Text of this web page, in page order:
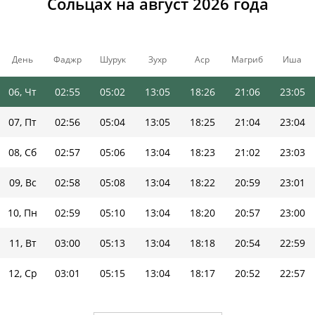
День Фаджр Шурук Зухр Аср Магриб Иша
05, Ср 02:54 05:00 13:05 18:28 21:09 23:07
06, Чт 02:55 05:02 13:05 18:26 21:06 23:05
07, Пт 02:56 05:04 13:05 18:25 21:04 23:04
08, Сб 02:57 05:06 13:04 18:23 21:02 23:03
09, Вс 02:58 05:08 13:04 18:22 20:59 23:01
10, Пн 02:59 05:10 13:04 18:20 20:57 23:00
11, Вт 03:00 05:13 13:04 18:18 20:54 22:59
12, Ср 03:01 05:15 13:04 18:17 20:52 22:57